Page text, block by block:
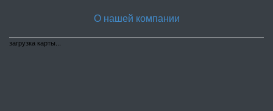
загрузка карты...
О нашей компании